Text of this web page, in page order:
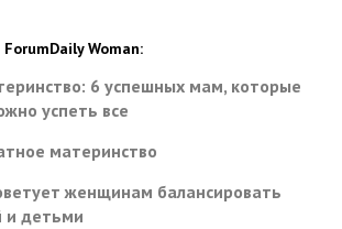
Woman:
6 успешных мам, которые
успеть все
материнство
женщинам балансировать
и детьми